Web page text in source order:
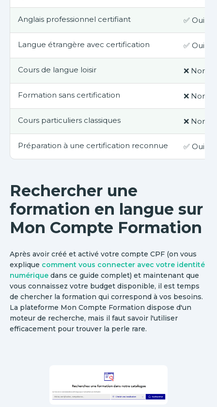
Anglais professionnel certifiant ✅ Oui
Langue étrangère avec certification ✅ Oui
Cours de langue loisir ❌ Non
Formation sans certification ❌ Non
Cours particuliers classiques ❌ Non
Préparation à une certification reconnue ✅ Oui
Rechercher une
formation en langue sur
Mon Compte Formation
Après avoir créé et activé votre compte CPF (on vous
explique comment vous connecter avec votre identité
numérique dans ce guide complet) et maintenant que
vous connaissez votre budget disponible, il est temps
de chercher la formation qui correspond à vos besoins.
La plateforme Mon Compte Formation dispose d'un
moteur de recherche, mais il faut savoir l'utiliser
efficacement pour trouver la perle rare.